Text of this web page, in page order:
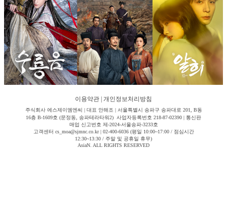
이용약관 개인정보처리방침
주식회사 에스제이엠엔씨 | 대표 안해조 | 서울특별시 송파구 송파대로 201, B동
16층 B-1609호 (문정동, 송파테라타워2) 사업자등록번호 218-87-02390 | 통신판
매업 신고번호 제-2024-서울송파-3233호
고객센터 cs_moa@sjmnc.co.kr | 02-400-6036 (평일 10:00~17:00 / 점심시간
12:30~13:30 / 주말 및 공휴일 휴무)
AsiaN. ALL RIGHTS RESERVED